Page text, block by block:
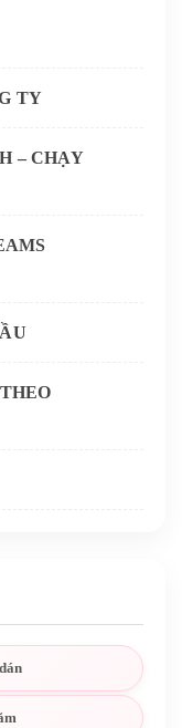
TY
– CHẠY